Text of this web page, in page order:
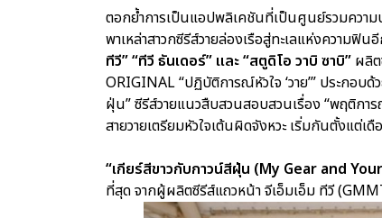
ตอกย้ำการเป็นแอปพลิเคชันที่เป็นศูนย์รวมความ
พาเหล่าสาวกซีรีส์วายล่องเรือสู่ทะเลแห่งความ
ทีวี” “ทีวี ธันเดอร์” และ “สตูดิโอ วาบิ ซาบิ” ผลิ
ORIGINAL “ปฏิบัติการณ์หัวใจ ‘วาย’” ประกอ
ฝุ่น” ซีรีส์วายแนวสืบสวนสอบสวนเรื่อง “พฤติกา
สายวายเตรียมหัวใจเต้นผิดจังหวะ เริ่มกันตั้งแต่
“เกียร์สีขาวกับกาวน์สีฝุ่น (My Gear and
ที่สุด จากผู้ผลิตซีรีส์แถวหน้า จีเอ็มเอ็ม ทีวี